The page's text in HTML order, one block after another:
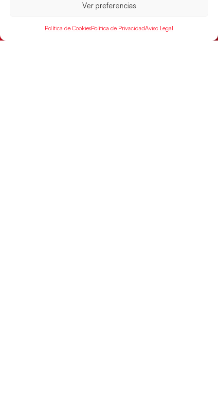
Ver preferencias
Política de CookiesPolítica de PrivacidadAviso Legal